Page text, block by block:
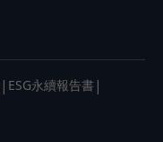
| ESG永續報告書 |